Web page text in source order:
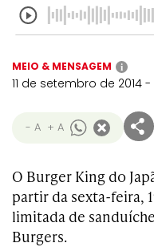
MEIO & MENSAGEM i
11 de setembro de 2014 -
- A + A
O Burger King do
partir da sexta-feira,
limitada de
Burgers.